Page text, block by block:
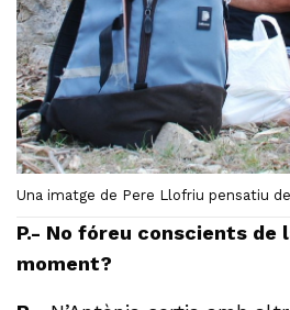
Una imatge de Pere Llofriu pensatiu
P.- No fóreu conscients de
moment?